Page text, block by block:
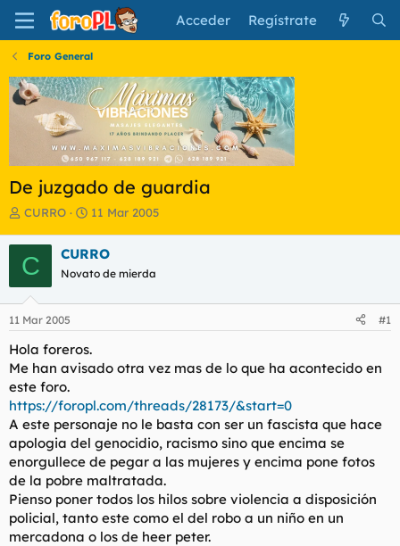
Acceder Regístrate
Foro General
De juzgado de guardia
I
i
c
i
a
d
o
d
e
l
t
e
a
CURRO
F
h
a
e
i
c
o
11 Mar 2005
C CURRO
Novato de mierda
11 Mar 2005 #1
Hola foreros.
Me han avisado otra vez mas de lo que ha acontecido en
este foro.
https://foropl.com/threads/28173/&start=0
A este personaje no le basta con ser un fascista que hace
apologia del genocidio, racismo sino que encima se
enorgullece de pegar a las mujeres y encima pone fotos
de la pobre maltratada.
Pienso poner todos los hilos sobre violencia a disposición
policial, tanto este como el del robo a un niño en un
mercadona o los de heer peter.